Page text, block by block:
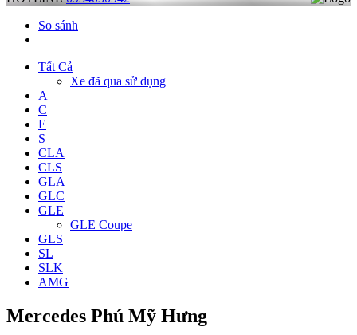
So sánh
Tất Cả
Xe đã qua sử dụng
A
C
E
S
CLA
CLS
GLA
GLC
GLE
GLE Coupe
GLS
SL
SLK
AMG
Mercedes Phú Mỹ Hưng